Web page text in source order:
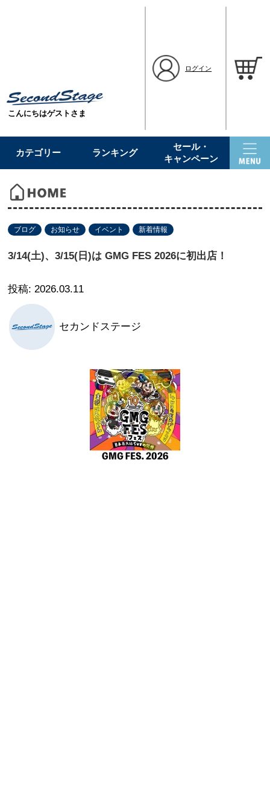
こんにちはゲストさま
ログイン
カテゴリー ランキング
セール・
キャンペーン
ブログ お知らせ イベント 新着情報
3/14(土)、3/15(日)は GMG FES 2026に初出店！
2026.03.11
セカンドステージ